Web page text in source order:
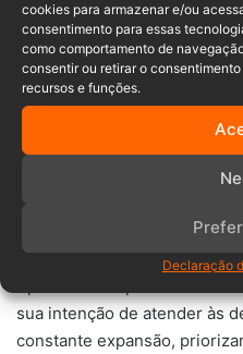
cookies para armazenar e/ou
consentimento para essas
como comportamento de
consentir ou retirar o
recursos e funções.
Declaração
nota.
Com o desenvolvimento do
municipal espera garantir
permitam implementar as
assegurando um
sua intenção de atender às
constante expansão,